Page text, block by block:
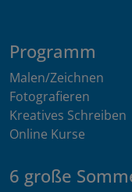
Programm
Malen/Zeichnen
Fotografieren
Kreatives Schreiben
Online Kurse
6 große